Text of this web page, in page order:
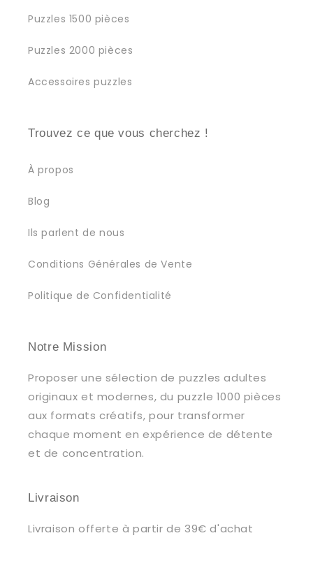
Puzzles 1500 pièces
Puzzles 2000 pièces
Accessoires puzzles
Trouvez ce que vous cherchez !
À propos
Blog
Ils parlent de nous
Conditions Générales de Vente
Politique de Confidentialité
Notre Mission
Proposer une sélection de puzzles adultes
originaux et modernes, du puzzle 1000 pièces
aux formats créatifs, pour transformer
chaque moment en expérience de détente
et de concentration.
Livraison
Livraison offerte à partir de 39€ d'achat